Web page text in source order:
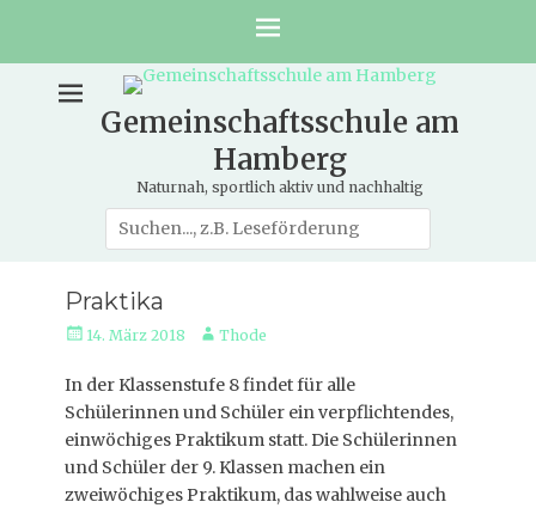
Gemeinschaftsschule am
Hamberg
Naturnah, sportlich aktiv und nachhaltig
Suche
nach:
Praktika
Veröffentlicht
14. März 2018 AutorThode
In der Klassenstufe 8 findet für alle
Schülerinnen und Schüler ein verpflichtendes,
einwöchiges Praktikum statt. Die Schülerinnen
und Schüler der 9. Klassen machen ein
zweiwöchiges Praktikum, das wahlweise auch